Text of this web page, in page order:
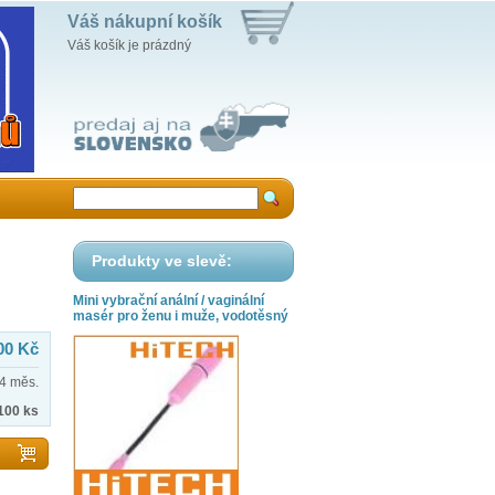
Váš nákupní košík
Váš košík je prázdný
Kč
měs.
ks
Produkty ve slevě:
Mini vybrační anální / vaginální
masér pro ženu i muže, vodotěsný